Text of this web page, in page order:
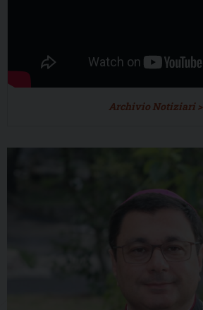
Archivio Notiziari